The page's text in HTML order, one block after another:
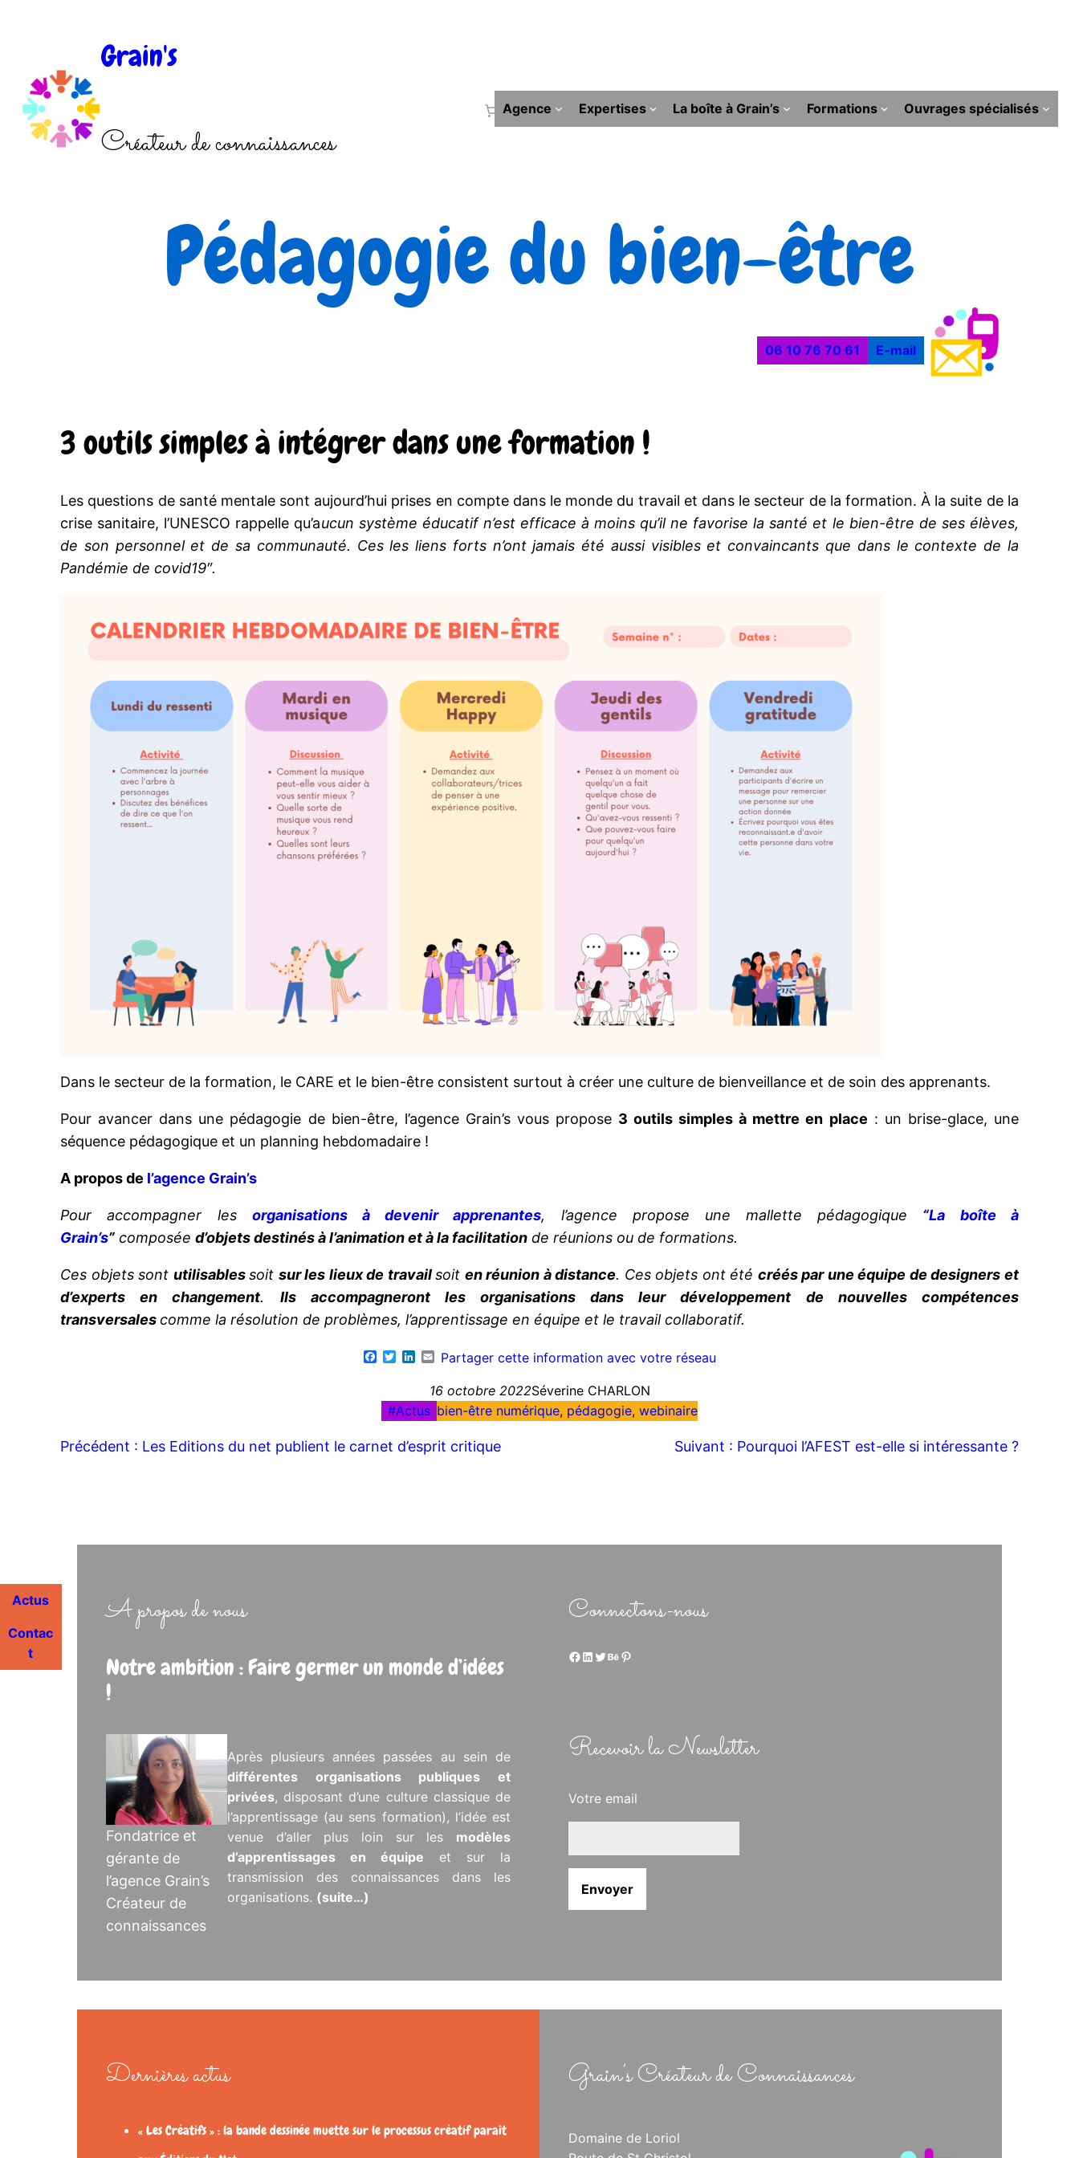
Grain's
Créateur de connaissances
Agence Expertises La boîte à Grain’s Formations Ouvrages spécialisés
Pédagogie du bien-être
06 10 76 70 61 E-mail
3 outils simples à intégrer dans une formation !
Les questions de santé mentale sont aujourd’hui prises en compte dans le monde du travail et dans le secteur de la formation. À la suite de la
crise sanitaire, l’UNESCO rappelle qu’aucun système éducatif n’est efficace à moins qu’il ne favorise la santé et le bien-être de ses élèves,
de son personnel et de sa communauté. Ces les liens forts n’ont jamais été aussi visibles et convaincants que dans le contexte de la
Pandémie de covid19″.
Dans le secteur de la formation, le CARE et le bien-être consistent surtout à créer une culture de bienveillance et de soin des apprenants.
Pour avancer dans une pédagogie de bien-être, l’agence Grain’s vous propose 3 outils simples à mettre en place : un brise-glace, une
séquence pédagogique et un planning hebdomadaire !
A propos de l’agence Grain’s
Pour accompagner les organisations à devenir apprenantes, l’agence propose une mallette pédagogique “La boîte à
Grain’s” composéed’objets destinés à l’animation et à la facilitation de réunions ou de formations.
Ces objets sont utilisablessoit sur les lieux de travailsoit en réunion à distance. Ces objets ont été créés par une équipe de designers et
d’experts en changement. Ils accompagneront les organisations dans leur développement de nouvelles compétences
transversalescomme la résolution de problèmes, l’apprentissage en équipe et le travail collaboratif.
Facebook
TwitterLinkedIn
Email
Partager cette information avec votre réseau
16 octobre 2022Séverine CHARLON
Actus bien-être numérique, pédagogie, webinaire
Précédent : Les Editions du net publient le carnet d’esprit critique Suivant : Pourquoi l’AFEST est-elle si intéressante ?
Actus
Contac
t
A propos de nous
Notre ambition : Faire germer un monde d’idées
!
Fondatrice et
gérante de
l’agence Grain’s
Créateur de
connaissances
Après plusieurs années passées au sein de
différentes organisations publiques et
privées, disposant d’une culture classique de
l’apprentissage (au sens formation), l’idée est
venue d’aller plus loin sur les modèles
d’apprentissages en équipe et sur la
transmission des connaissances dans les
organisations. (suite…)
Connectons-nous
Facebook LinkedIn Twitter Behance Pinterest
Recevoir la Newsletter
Votre email
Dernières actus
« Les Créatifs » : la bande dessinée muette sur le processus créatif paraît
Grain’s Créateur de Connaissances
Domaine de Loriol